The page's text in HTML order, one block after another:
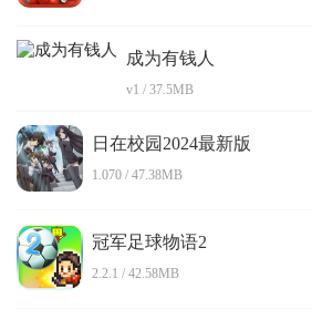
成为有钱人
v1 / 37.5MB
日在校园2024最新版
1.070 / 47.38MB
冠军足球物语2
2.2.1 / 42.58MB